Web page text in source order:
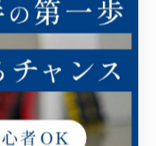
RECENT POSTS